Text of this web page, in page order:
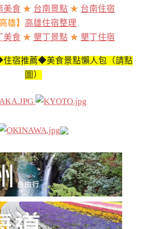
美食 ★ 台南景點 ★ 台南住宿
雄】 高雄住宿整理
美食 ★ 墾丁景點 ★ 墾丁住宿
宿推薦◆美食景點懶人包（請點
圖）